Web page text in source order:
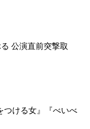
公演直前突撃取
つける女』『べいべ